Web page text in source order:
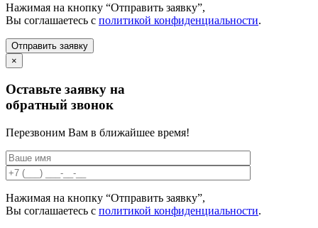
Нажимая на кнопку “Отправить заявку”,
Вы соглашаетесь с политикой конфиденциальности.
×
Оставьте заявку на
обратный звонок
Перезвоним Вам в ближайшее время!
Нажимая на кнопку “Отправить заявку”,
Вы соглашаетесь с политикой конфиденциальности.